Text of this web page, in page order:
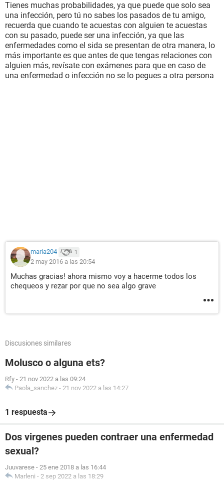
Tienes muchas probabilidades, ya que puede que solo sea
una infección, pero tú no sabes los pasados de tu amigo,
recuerda que cuando te acuestas con alguien te acuestas
con su pasado, puede ser una infección, ya que las
enfermedades como el sida se presentan de otra manera, lo
más importante es que antes de que tengas relaciones con
alguien más, revísate con exámenes para que en caso de
una enfermedad o infección no se lo pegues a otra persona
maria204 1
2 may 2016 a las 20:54
Muchas gracias! ahora mismo voy a hacerme todos los
chequeos y rezar por que no sea algo grave
Discusiones similares
Molusco o alguna ets?
Rfy - 21 nov 2022 a las 09:24
Paola_sanchez - 21 nov 2022 a las 14:27
1 respuesta
Dos virgenes pueden contraer una enfermedad
sexual?
Juuvarese - 25 ene 2018 a las 16:44
Marleni - 2 sep 2022 a las 18:29